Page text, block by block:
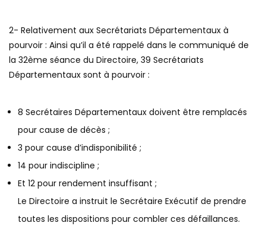
2- Relativement aux Secrétariats Départementaux à
pourvoir : Ainsi qu’il a été rappelé dans le communiqué de
la 32ème séance du Directoire, 39 Secrétariats
Départementaux sont à pourvoir :
8 Secrétaires Départementaux doivent être remplacés
pour cause de décès ;
3 pour cause d’indisponibilité ;
14 pour indiscipline ;
Et 12 pour rendement insuffisant ;
Le Directoire a instruit le Secrétaire Exécutif de prendre
toutes les dispositions pour combler ces défaillances.